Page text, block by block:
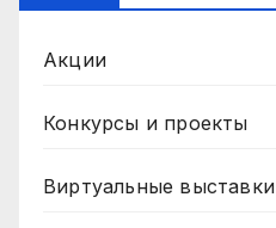
Акции
Конкурсы и проекты
Виртуальные выставки